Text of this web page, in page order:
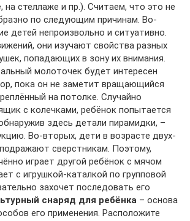
на стеллаже и пр.). Считаем, что это не
по следующим причинам. Во-
детей непроизвольно и ситуативно.
они изучают свойства разных
попадающих в зону их внимания.
молоточек будет интересен
пока он не заметит вращающийся
на потолке. Случайно
с колечками, ребёнок попытается
здесь детали пирамидки, –
Во-вторых, дети в возрасте двух-
сверстникам. Поэтому,
играет другой ребёнок с мячом
с игрушкой-каталкой по групповой
захочет последовать его
снаряд для ребёнка – основа
его применения. Расположите